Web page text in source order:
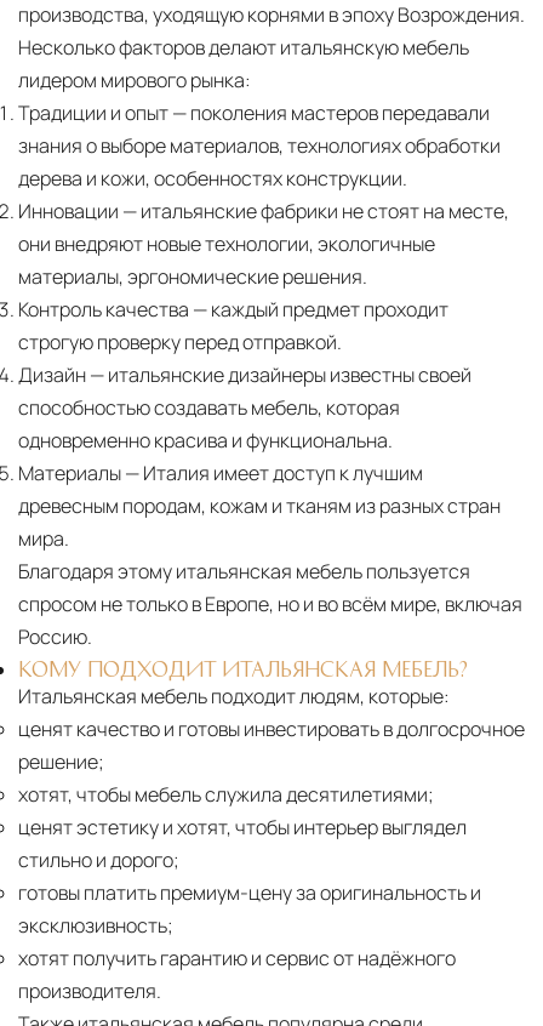
производства, уходящую корнями в эпоху Возрождения.
Несколько факторов делают итальянскую мебель
лидером мирового рынка:
Традиции и опыт— поколения мастеров передавали
знания о выборе материалов, технологиях обработки
дерева и кожи, особенностях конструкции.
Инновации — итальянские фабрики не стоят на месте,
они внедряют новые технологии, экологичные
материалы, эргономические решения.
Контроль качества — каждый предмет проходит
строгую проверку перед отправкой.
Дизайн— итальянские дизайнеры известны своей
способностью создавать мебель, которая
одновременно красива и функциональна.
Материалы— Италия имеет доступ к лучшим
древесным породам, кожам и тканям из разных стран
мира.
Благодаря этому итальянская мебель пользуется
спросом не только в Европе, но и во всём мире, включая
Россию.
КОМУ ПОДХОДИТ ИТАЛЬЯНСКАЯ МЕБЕЛЬ?
Итальянская мебель подходит людям, которые:
ценят качество и готовы инвестировать в долгосрочное
решение;
хотят, чтобы мебель служила десятилетиями;
ценят эстетику и хотят, чтобы интерьер выглядел
стильно и дорого;
готовы платить премиум-цену за оригинальность и
эксклюзивность;
хотят получить гарантию и сервис от надёжного
производителя.